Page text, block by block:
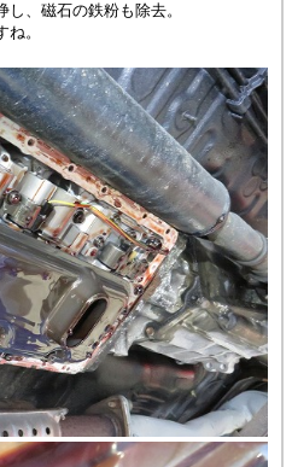
、磁石の鉄粉も除去。
。